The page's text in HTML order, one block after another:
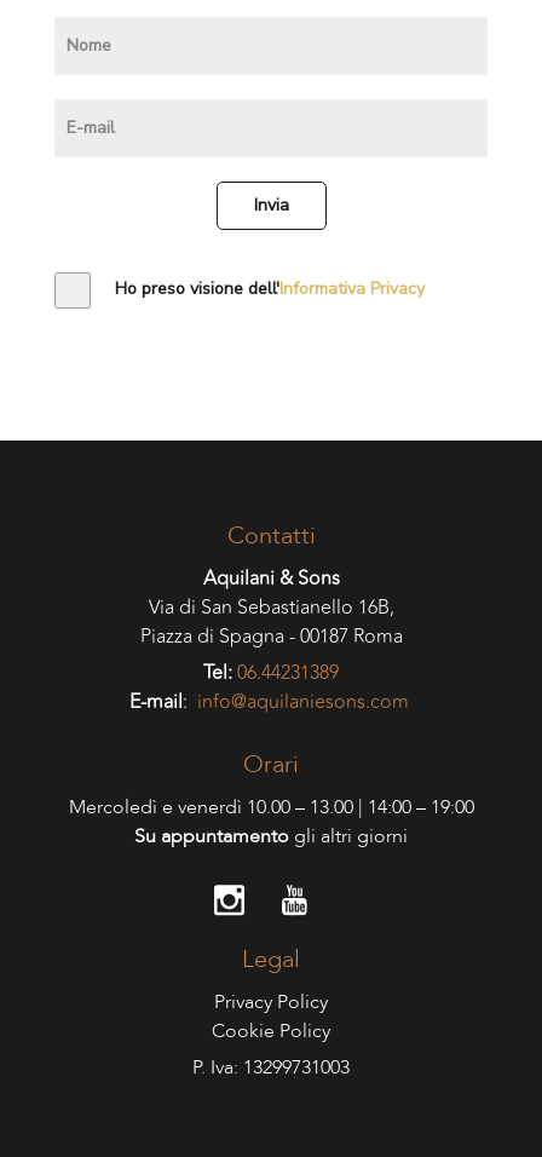
Invia
Ho preso visione dell'Informativa Privacy
Contatti
Aquilani & Sons
Via di San Sebastianello 16B,
Piazza di Spagna - 00187 Roma
Tel:06.44231389
E-mail: info@aquilaniesons.com
Orari
Mercoledì e venerdì 10.00 – 13.00 | 14:00 – 19:00
Su appuntamento gli altri giorni
Legal
Privacy Policy
Cookie Policy
P. Iva: 13299731003